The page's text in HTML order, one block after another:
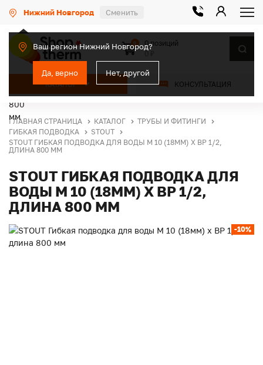
Нижний Новгород Сменить
Ваш регион Нижний Новгород?
Да, верно Нет, другой
КАТАЛОГ КОНСУЛЬТАЦИЯ
0
0 позиций
ГЛАВНАЯ СТРАНИЦА КАТАЛОГ
ТРУБЫ И ФИТИНГИ
ГИБКАЯ ПОДВОДКА
STOUT
STOUT ГИБКАЯ ПОДВОДКА ДЛЯ ВОДЫ M 10 (18ММ) Х ВР 1/2,
ДЛИНА 800 ММ
STOUT ГИБКАЯ ПОДВОДКА ДЛЯ
ВОДЫ M 10 (18ММ) Х ВР 1/2,
ДЛИНА 800 ММ
-10%